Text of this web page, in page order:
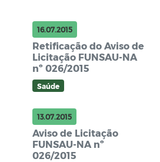
16.07.2015
Retificação do Aviso de
Licitação FUNSAU-NA
nº 026/2015
Saúde
13.07.2015
Aviso de Licitação
FUNSAU-NA nº
026/2015